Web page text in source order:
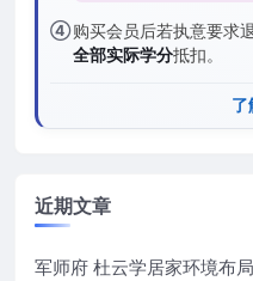
④购买会员后若执意要求
全部实际学分抵扣。
了
近期文章
军师府 杜云学居家环境布